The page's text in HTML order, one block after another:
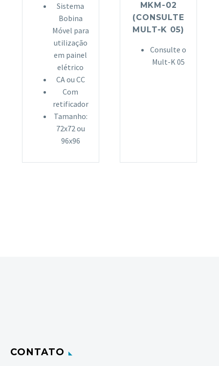
Sistema
Bobina
Móvel para
utilização
em painel
elétrico
CA ou CC
Com
retificador
Tamanho:
72x72 ou
96x96
MKM-02
(CONSULTE
MULT-K 05)
Consulte o
Mult-K 05
CONTATO